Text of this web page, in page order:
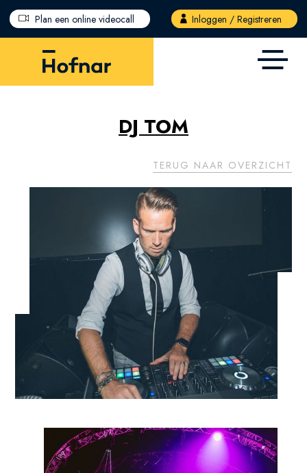
Overslaan en naar de inhoud gaan
Plan een online videocall
Inloggen / Registreren
DJ TOM
TERUG NAAR OVERZICHT